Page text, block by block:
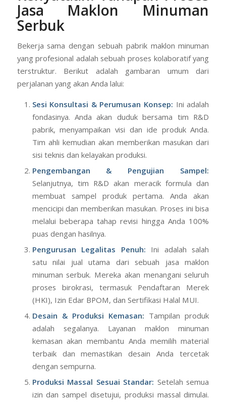
Dari Ide Menjadi
Kenyataan: Tahapan Proses
Jasa Maklon Minuman
Serbuk
Bekerja sama dengan sebuah pabrik maklon minuman
yang profesional adalah sebuah proses kolaboratif yang
terstruktur. Berikut adalah gambaran umum dari
perjalanan yang akan Anda lalui:
Sesi Konsultasi & Perumusan Konsep:Ini adalah
fondasinya. Anda akan duduk bersama tim R&D
pabrik, menyampaikan visi dan ide produk Anda.
Tim ahli kemudian akan memberikan masukan dari
sisi teknis dan kelayakan produksi.
Pengembangan & Pengujian Sampel:
Selanjutnya, tim R&D akan meracik formula dan
membuat sampel produk pertama. Anda akan
mencicipi dan memberikan masukan. Proses ini bisa
melalui beberapa tahap revisi hingga Anda 100%
puas dengan hasilnya.
Pengurusan Legalitas Penuh:Ini adalah salah
satu nilai jual utama dari sebuah jasa maklon
minuman serbuk. Mereka akan menangani seluruh
proses birokrasi, termasuk Pendaftaran Merek
(HKI), Izin Edar BPOM, dan Sertifikasi Halal MUI.
Desain & Produksi Kemasan:Tampilan produk
adalah segalanya. Layanan maklon minuman
kemasan akan membantu Anda memilih material
terbaik dan memastikan desain Anda tercetak
dengan sempurna.